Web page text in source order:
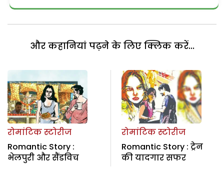
और कहानियां पढ़ने के लिए क्लिक करें...
रोमांटिक स्टोरीज
Romantic Story :
भेलपुरी और सैंडविच
रोमांटिक स्टोरीज
Romantic Story : ट्रेन
की यादगार सफर